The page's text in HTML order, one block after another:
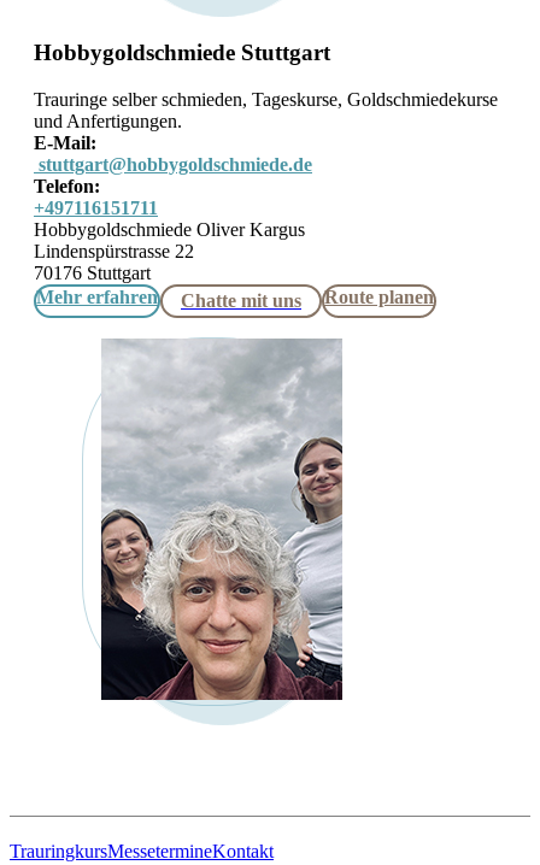
Hobbygoldschmiede Stuttgart
Trauringe selber schmieden, Tageskurse, Goldschmiedekurse
und Anfertigungen.
E-Mail:
stuttgart@hobbygoldschmiede.de
Telefon:
+497116151711
Hobbygoldschmiede Oliver Kargus
Lindenspürstrasse 22
70176 Stuttgart
Mehr erfahren
Chatte mit uns Route planen
TrauringkursMessetermineKontakt